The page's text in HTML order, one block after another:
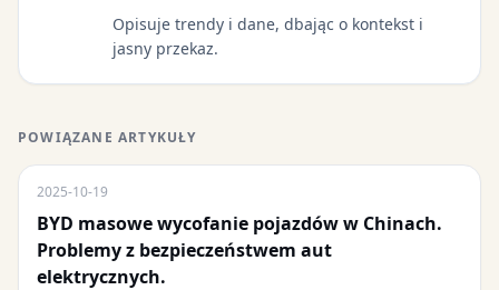
Opisuje trendy i dane, dbając o kontekst i
jasny przekaz.
POWIĄZANE ARTYKUŁY
2025-10-19
BYD masowe wycofanie pojazdów w Chinach.
Problemy z bezpieczeństwem aut
elektrycznych.